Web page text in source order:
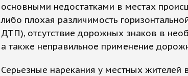
основными недостатками в местах
либо плохая различимость
ДТП), отсутствие дорожных знаков в
а также неправильное применение
Серьезные нарекания у местных жителей